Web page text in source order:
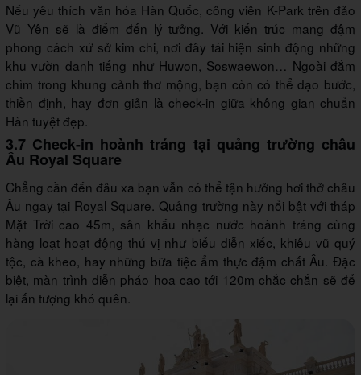
Nếu yêu thích văn hóa Hàn Quốc, công viên K-Park trên đảo
Vũ Yên sẽ là điểm đến lý tưởng. Với kiến trúc mang đậm
phong cách xứ sở kim chi, nơi đây tái hiện sinh động những
khu vườn danh tiếng như Huwon, Soswaewon… Ngoài đắm
chìm trong khung cảnh thơ mộng, bạn còn có thể dạo bước,
thiền định, hay đơn giản là check-in giữa không gian chuẩn
Hàn tuyệt đẹp.
3.7 Check-in hoành tráng tại quảng trường châu
Âu Royal Square
Chẳng cần đến đâu xa bạn vẫn có thể tận hưởng hơi thở châu
Âu ngay tại Royal Square. Quảng trường này nổi bật với tháp
Mặt Trời cao 45m, sân khấu nhạc nước hoành tráng cùng
hàng loạt hoạt động thú vị như biểu diễn xiếc, khiêu vũ quý
tộc, cà kheo, hay những bữa tiệc ẩm thực đậm chất Âu. Đặc
biệt, màn trình diễn pháo hoa cao tới 120m chắc chắn sẽ để
lại ấn tượng khó quên.